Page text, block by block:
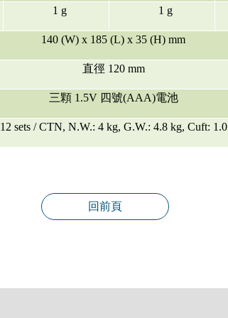
1 g 1 g
140 (W) x 185 (L) x 35 (H) mm
直徑 120 mm
三顆1.5V 四號(AAA)電池
12 sets / CTN, N.W.: 4 kg, G.W.: 4.8 kg, Cuft: 1.0
回前頁